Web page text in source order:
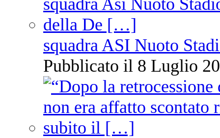
squadra ASI Nuoto
Pubblicato il 8 Luglio